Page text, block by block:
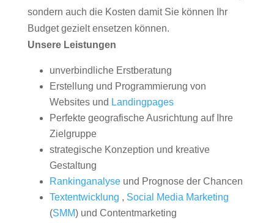
sondern auch die Kosten damit Sie können Ihr
Budget gezielt ensetzen können.
Unsere Leistungen
unverbindliche Erstberatung
Erstellung und Programmierung von
Websites und Landingpages
Perfekte geografische Ausrichtung auf Ihre
Zielgruppe
strategische Konzeption und kreative
Gestaltung
Rankinganalyseund Prognose der Chancen
Textentwicklung , Social Media Marketing
(SMM) und Contentmarketing